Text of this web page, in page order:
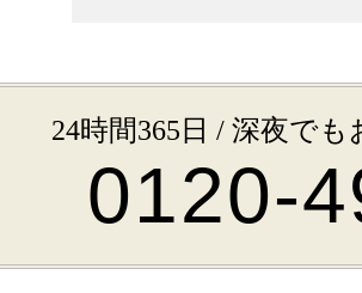
24時間365日 / 深夜で
0120-